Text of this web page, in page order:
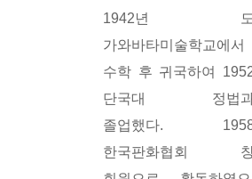
1942년 도
가와바타미술학교에서
수학 후 귀국하여
단국대 정법과
졸업했다. 1958
한국판화협회 창